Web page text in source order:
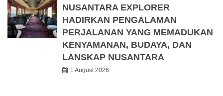
NUSANTARA EXPLORER
HADIRKAN PENGALAMAN
PERJALANAN YANG MEMADUKAN
KENYAMANAN, BUDAYA, DAN
LANSKAP NUSANTARA
1 August 2026